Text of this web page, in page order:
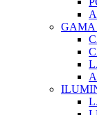
GAMA